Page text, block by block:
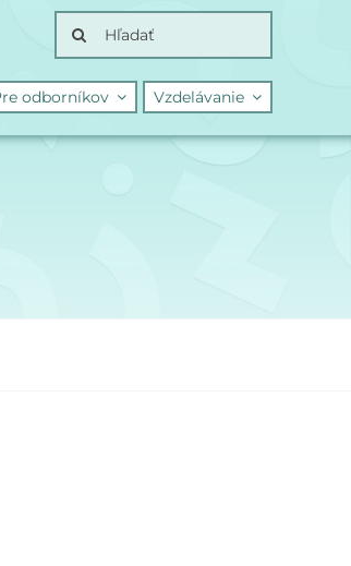
Search
for:
odborníkov Vzdelávanie